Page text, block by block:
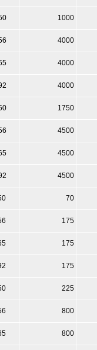
1000
4000
4000
4000
1750
4500
4500
4500
70
175
175
175
225
800
800